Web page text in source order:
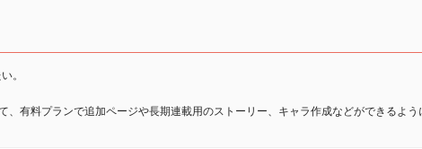
。
、有料プランで追加ページや長期連載用のストーリー、キャラ作成などができるよう